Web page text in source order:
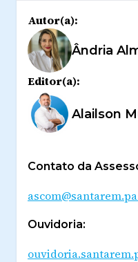
Autor(a):
Ândria
Editor(a):
Alailson
Contato da
Ouvidoria: